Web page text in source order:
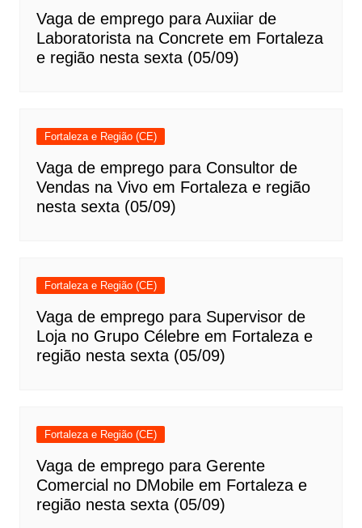
Vaga de emprego para Auxiiar de
Laboratorista na Concrete em Fortaleza
e região nesta sexta (05/09)
Fortaleza e Região (CE)
Vaga de emprego para Consultor de
Vendas na Vivo em Fortaleza e região
nesta sexta (05/09)
Fortaleza e Região (CE)
Vaga de emprego para Supervisor de
Loja no Grupo Célebre em Fortaleza e
região nesta sexta (05/09)
Fortaleza e Região (CE)
Vaga de emprego para Gerente
Comercial no DMobile em Fortaleza e
região nesta sexta (05/09)